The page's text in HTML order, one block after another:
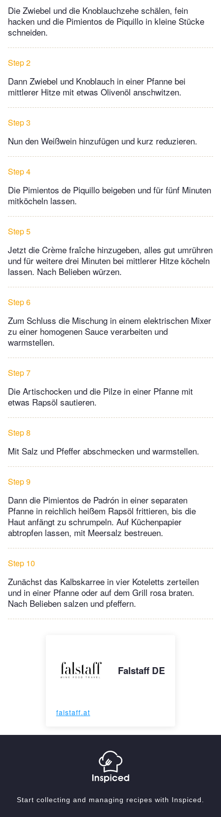
Die Zwiebel und die Knoblauchzehe schälen, fein
hacken und die Pimientos de Piquillo in kleine Stücke
schneiden.
Step 2
Dann Zwiebel und Knoblauch in einer Pfanne bei
mittlerer Hitze mit etwas Olivenöl anschwitzen.
Step 3
Nun den Weißwein hinzufügen und kurz reduzieren.
Step 4
Die Pimientos de Piquillo beigeben und für fünf Minuten
mitköcheln lassen.
Step 5
Jetzt die Crème fraîche hinzugeben, alles gut umrühren
und für weitere drei Minuten bei mittlerer Hitze köcheln
lassen. Nach Belieben würzen.
Step 6
Zum Schluss die Mischung in einem elektrischen Mixer
zu einer homogenen Sauce verarbeiten und
warmstellen.
Step 7
Die Artischocken und die Pilze in einer Pfanne mit
etwas Rapsöl sautieren.
Step 8
Mit Salz und Pfeffer abschmecken und warmstellen.
Step 9
Dann die Pimientos de Padrón in einer separaten
Pfanne in reichlich heißem Rapsöl frittieren, bis die
Haut anfängt zu schrumpeln. Auf Küchenpapier
abtropfen lassen, mit Meersalz bestreuen.
Step 10
Zunächst das Kalbskarree in vier Koteletts zerteilen
und in einer Pfanne oder auf dem Grill rosa braten.
Nach Belieben salzen und pfeffern.
Falstaff DE
falstaff.at
Start collecting and managing recipes with Inspiced.